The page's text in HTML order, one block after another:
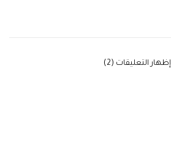
‫إظهار التعليقات (2)